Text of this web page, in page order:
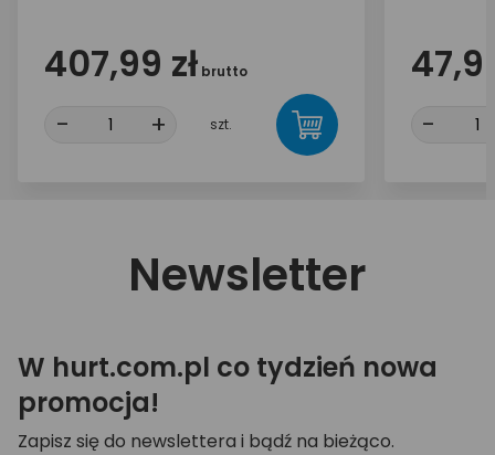
407,99 zł brutto
- + szt. -
Newsletter
W hurt.com.pl co tydzień nowa
promocja!
Zapisz się do newslettera i bądź na bieżąco.